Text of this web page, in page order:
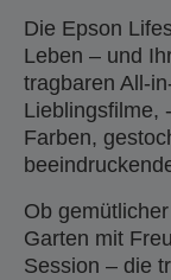
Die Epson
Leben – und
tragbaren All-
Lieblingsfilme,
Farben,
Ob
Garten mit
Session – die